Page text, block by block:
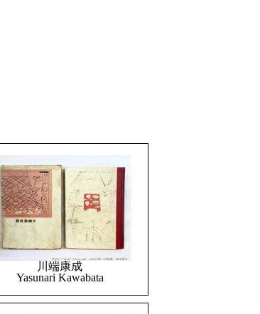
川端康成
Yasunari Kawabata